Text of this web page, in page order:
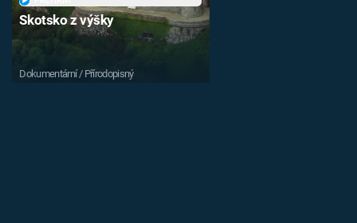
Skotsko z výšky
Dokumentární / Přírodopisný